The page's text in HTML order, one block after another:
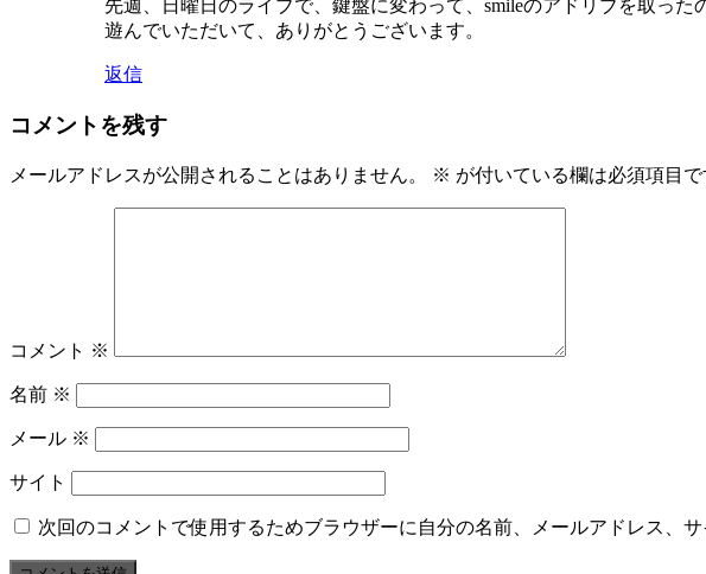
先週、日曜日のライブで、鍵盤に変わって、smileのアドリブを取っ
遊んでいただいて、ありがとうございます。
返信
コメントを残す
メールアドレスが公開されることはありません。 ※ が付いている欄は必須項目で
コメント ※
名前 ※
メール ※
サイト
次回のコメントで使用するためブラウザーに自分の名前、メールアドレス、サ